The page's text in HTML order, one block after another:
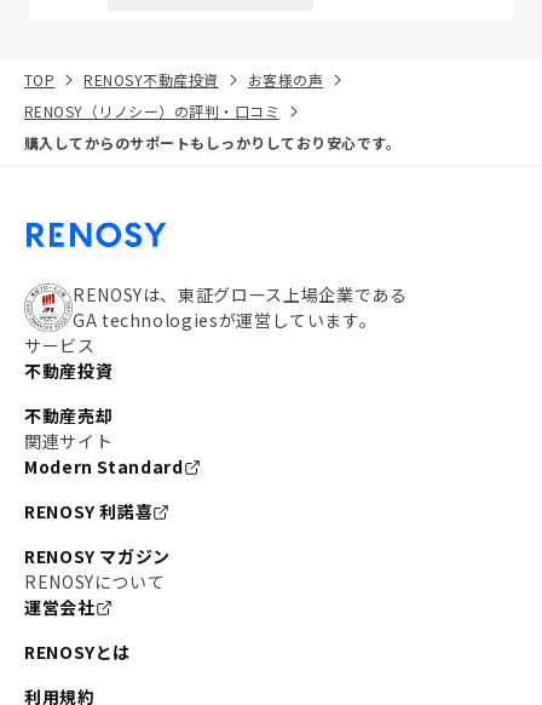
TOP RENOSY不動産投資
お客様の声
RENOSY（リノシー）の評判・口コミ
購入してからのサポートもしっかりしており安心です。
RENOSYは、東証グロース上場企業である
GA technologiesが運営しています。
サービス
不動産投資
不動産売却
関連サイト
Modern Standard
RENOSY 利諾喜
RENOSY マガジン
RENOSYについて
運営会社
RENOSYとは
利用規約